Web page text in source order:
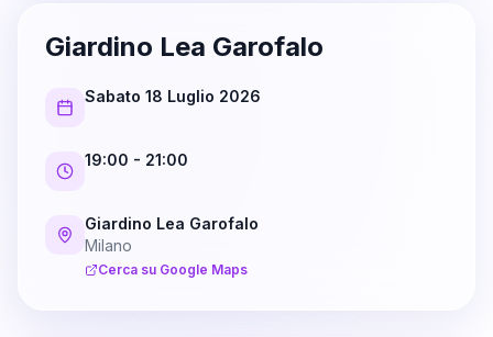
Giardino Lea Garofalo
Sabato 18 Luglio 2026
19:00 - 21:00
Giardino Lea Garofalo
Milano
Cerca su Google Maps